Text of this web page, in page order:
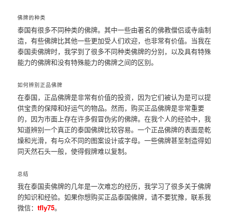
佛牌的种类
泰国有很多不同种类的佛牌。其中一些由著名的佛教僧侣或寺庙制
造，有些佛牌比其他一些更加受人们欢迎，也非常有价值。当我在
泰国卖佛牌时，我学到了很多不同种类佛牌的分别，以及具有特殊
能力的佛牌和没有特殊能力的佛牌之间的区别。
如何辨别正品佛牌
在泰国，正品佛牌是非常有价值的投资，因为它们被认为是可以提
供宝贵的保障和好运气的物品。然而，购买正品佛牌是非常重要
的，因为市面上存在许多假冒伪劣的佛牌。在我个人的经验中，我
知道辨别一个真正的泰国佛牌比较容易。一个正品佛牌的表面是乾
燥和光滑，有与众不同的图案设计或字母。一些佛牌甚至制造得如
同天然石头一般，使得假牌难以复制。
总结
我在泰国卖佛牌的几年是一次难忘的经历，我学习了很多关于佛牌
的知识和经验。如果你想购买正品泰国佛牌，请不要犹豫，联系我
微信：tfly75。